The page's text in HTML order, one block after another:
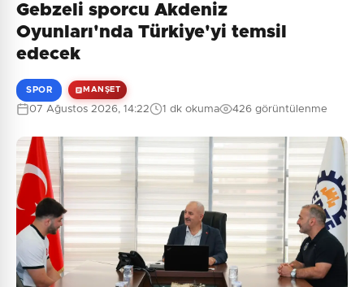
Gebzeli sporcu Akdeniz
Oyunları'nda Türkiye'yi temsil
edecek
SPOR MANŞET
07 Ağustos 2026, 14:22 1 dk okuma 426 görüntülenme